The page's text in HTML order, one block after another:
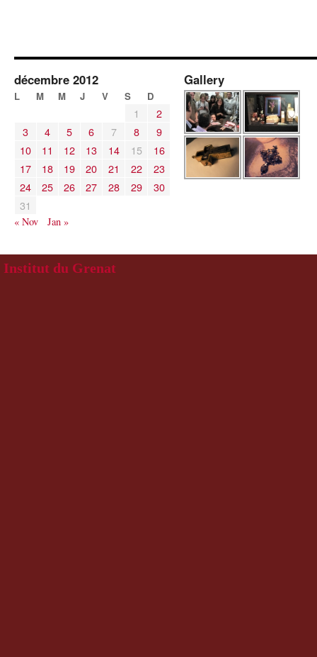
décembre 2012
L M M J V S D
1
2
3
4 5 6 7 8
9
10
11 12 13 14 15
16
17
18 19 20 21 22
23
24
25 26 27 28 29
30
31
« Nov Jan »
Gallery
Institut du Grenat